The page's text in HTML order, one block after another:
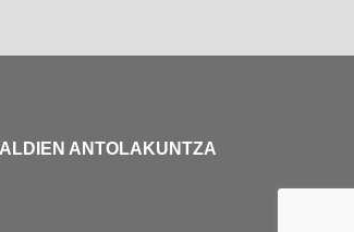
ANTOLAKUNTZA